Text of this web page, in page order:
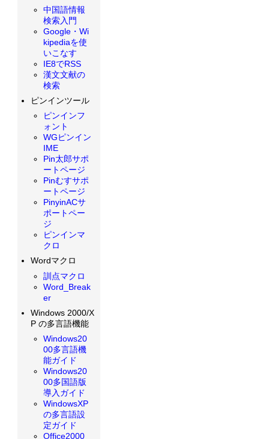
中国語情報
検索入門
Google・Wi
kipediaを使
いこなす
IE8でRSS
漢文文献の
検索
ピンインツール
ピンインフ
ォント
WGピンイン
IME
Pin太郎サポ
ートページ
Pinむすサポ
ートページ
PinyinACサ
ポートペー
ジ
ピンインマ
クロ
Wordマクロ
訓点マクロ
Word_Break
er
Windows 2000/X
P の多言語機能
Windows20
00多言語機
能ガイド
Windows20
00多国語版
導入ガイド
WindowsXP
の多言語設
定ガイド
Office2000